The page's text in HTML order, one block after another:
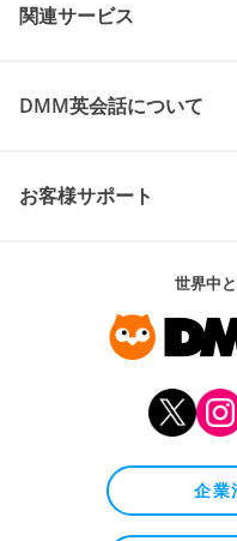
関連サービス
DMM英会話について
お客様サポート
世界中
企業